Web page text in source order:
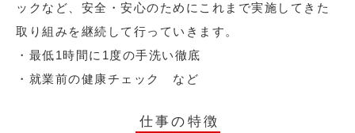
ックなど、安全・安心のためにこれまで実施してきた
取り組みを継続して行っていきます。
・最低1時間に1度の手洗い徹底
・就業前の健康チェック など
仕事の特徴